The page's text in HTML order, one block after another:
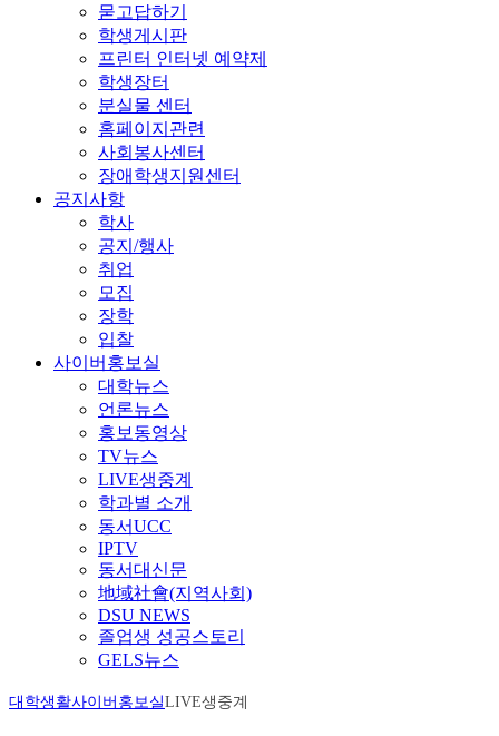
묻고답하기
학생게시판
프린터 인터넷 예약제
학생장터
분실물 센터
홈페이지관련
사회봉사센터
장애학생지원센터
공지사항
학사
공지/행사
취업
모집
장학
입찰
사이버홍보실
대학뉴스
언론뉴스
홍보동영상
TV뉴스
LIVE생중계
학과별 소개
동서UCC
IPTV
동서대신문
地域社會(지역사회)
DSU NEWS
졸업생 성공스토리
GELS뉴스
대학생활사이버홍보실LIVE생중계